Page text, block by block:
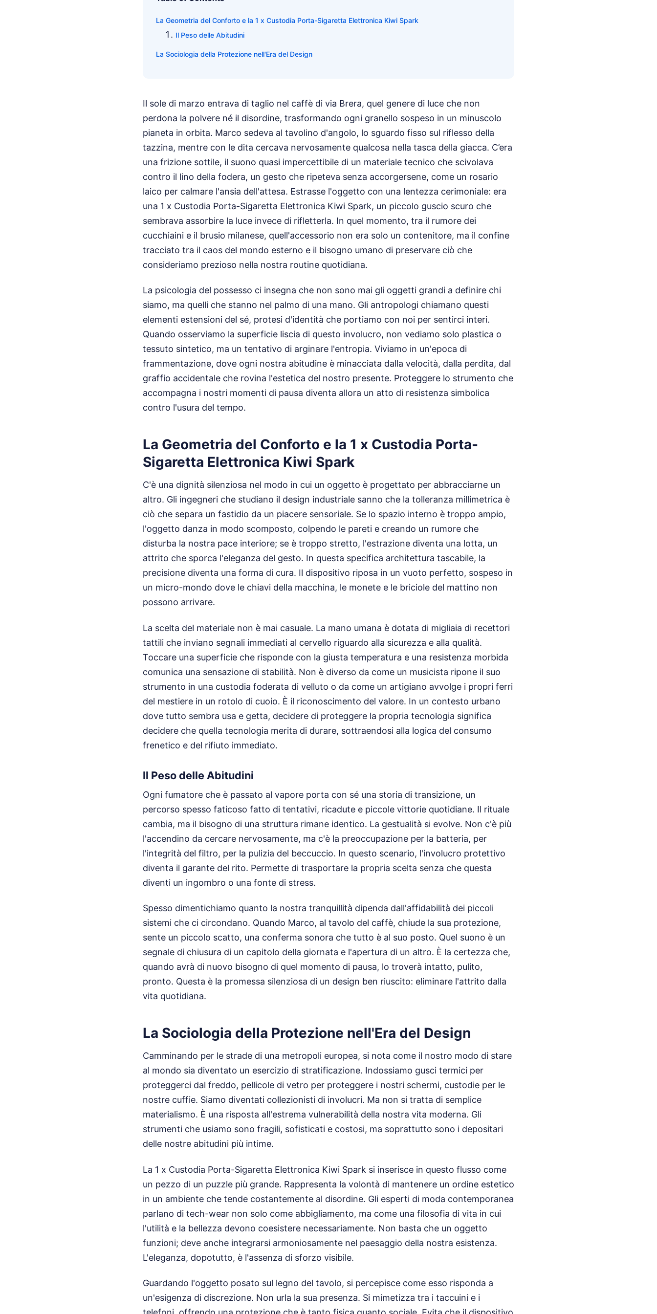
La Geometria del Conforto e la 1 x Custodia Porta-Sigaretta Elettronica Kiwi Spark
Il Peso delle Abitudini
La Sociologia della Protezione nell'Era del Design
Il sole di marzo entrava di taglio nel caffè di via Brera, quel genere di luce che non
perdona la polvere né il disordine, trasformando ogni granello sospeso in un minuscolo
pianeta in orbita. Marco sedeva al tavolino d'angolo, lo sguardo fisso sul riflesso della
tazzina, mentre con le dita cercava nervosamente qualcosa nella tasca della giacca. C’era
una frizione sottile, il suono quasi impercettibile di un materiale tecnico che scivolava
contro il lino della fodera, un gesto che ripeteva senza accorgersene, come un rosario
laico per calmare l'ansia dell'attesa. Estrasse l'oggetto con una lentezza cerimoniale: era
una 1 x Custodia Porta-Sigaretta Elettronica Kiwi Spark, un piccolo guscio scuro che
sembrava assorbire la luce invece di rifletterla. In quel momento, tra il rumore dei
cucchiaini e il brusio milanese, quell'accessorio non era solo un contenitore, ma il confine
tracciato tra il caos del mondo esterno e il bisogno umano di preservare ciò che
consideriamo prezioso nella nostra routine quotidiana.
La psicologia del possesso ci insegna che non sono mai gli oggetti grandi a definire chi
siamo, ma quelli che stanno nel palmo di una mano. Gli antropologi chiamano questi
elementi estensioni del sé, protesi d'identità che portiamo con noi per sentirci interi.
Quando osserviamo la superficie liscia di questo involucro, non vediamo solo plastica o
tessuto sintetico, ma un tentativo di arginare l'entropia. Viviamo in un'epoca di
frammentazione, dove ogni nostra abitudine è minacciata dalla velocità, dalla perdita, dal
graffio accidentale che rovina l'estetica del nostro presente. Proteggere lo strumento che
accompagna i nostri momenti di pausa diventa allora un atto di resistenza simbolica
contro l'usura del tempo.
La Geometria del Conforto e la 1 x Custodia Porta-
Sigaretta Elettronica Kiwi Spark
C'è una dignità silenziosa nel modo in cui un oggetto è progettato per abbracciarne un
altro. Gli ingegneri che studiano il design industriale sanno che la tolleranza millimetrica è
ciò che separa un fastidio da un piacere sensoriale. Se lo spazio interno è troppo ampio,
l'oggetto danza in modo scomposto, colpendo le pareti e creando un rumore che
disturba la nostra pace interiore; se è troppo stretto, l'estrazione diventa una lotta, un
attrito che sporca l'eleganza del gesto. In questa specifica architettura tascabile, la
precisione diventa una forma di cura. Il dispositivo riposa in un vuoto perfetto, sospeso in
un micro-mondo dove le chiavi della macchina, le monete e le briciole del mattino non
possono arrivare.
La scelta del materiale non è mai casuale. La mano umana è dotata di migliaia di recettori
tattili che inviano segnali immediati al cervello riguardo alla sicurezza e alla qualità.
Toccare una superficie che risponde con la giusta temperatura e una resistenza morbida
comunica una sensazione di stabilità. Non è diverso da come un musicista ripone il suo
strumento in una custodia foderata di velluto o da come un artigiano avvolge i propri ferri
del mestiere in un rotolo di cuoio. È il riconoscimento del valore. In un contesto urbano
dove tutto sembra usa e getta, decidere di proteggere la propria tecnologia significa
decidere che quella tecnologia merita di durare, sottraendosi alla logica del consumo
frenetico e del rifiuto immediato.
Il Peso delle Abitudini
Ogni fumatore che è passato al vapore porta con sé una storia di transizione, un
percorso spesso faticoso fatto di tentativi, ricadute e piccole vittorie quotidiane. Il rituale
cambia, ma il bisogno di una struttura rimane identico. La gestualità si evolve. Non c'è più
l'accendino da cercare nervosamente, ma c'è la preoccupazione per la batteria, per
l'integrità del filtro, per la pulizia del beccuccio. In questo scenario, l'involucro protettivo
diventa il garante del rito. Permette di trasportare la propria scelta senza che questa
diventi un ingombro o una fonte di stress.
Spesso dimentichiamo quanto la nostra tranquillità dipenda dall'affidabilità dei piccoli
sistemi che ci circondano. Quando Marco, al tavolo del caffè, chiude la sua protezione,
sente un piccolo scatto, una conferma sonora che tutto è al suo posto. Quel suono è un
segnale di chiusura di un capitolo della giornata e l'apertura di un altro. È la certezza che,
quando avrà di nuovo bisogno di quel momento di pausa, lo troverà intatto, pulito,
pronto. Questa è la promessa silenziosa di un design ben riuscito: eliminare l'attrito dalla
vita quotidiana.
La Sociologia della Protezione nell'Era del Design
Camminando per le strade di una metropoli europea, si nota come il nostro modo di stare
al mondo sia diventato un esercizio di stratificazione. Indossiamo gusci termici per
proteggerci dal freddo, pellicole di vetro per proteggere i nostri schermi, custodie per le
nostre cuffie. Siamo diventati collezionisti di involucri. Ma non si tratta di semplice
materialismo. È una risposta all'estrema vulnerabilità della nostra vita moderna. Gli
strumenti che usiamo sono fragili, sofisticati e costosi, ma soprattutto sono i depositari
delle nostre abitudini più intime.
La 1 x Custodia Porta-Sigaretta Elettronica Kiwi Spark si inserisce in questo flusso come
un pezzo di un puzzle più grande. Rappresenta la volontà di mantenere un ordine estetico
in un ambiente che tende costantemente al disordine. Gli esperti di moda contemporanea
parlano di tech-wear non solo come abbigliamento, ma come una filosofia di vita in cui
l'utilità e la bellezza devono coesistere necessariamente. Non basta che un oggetto
funzioni; deve anche integrarsi armoniosamente nel paesaggio della nostra esistenza.
L'eleganza, dopotutto, è l'assenza di sforzo visibile.
Guardando l'oggetto posato sul legno del tavolo, si percepisce come esso risponda a
un'esigenza di discrezione. Non urla la sua presenza. Si mimetizza tra i taccuini e i